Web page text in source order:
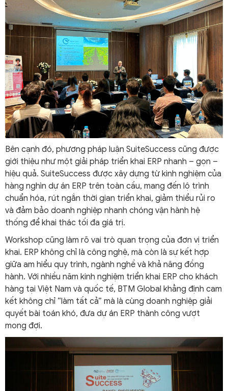
Bên cạnh đó, phương pháp luận SuiteSuccess cũng được
giới thiệu như một giải pháp triển khai ERP nhanh – gọn –
hiệu quả. SuiteSuccess được xây dựng từ kinh nghiệm của
hàng nghìn dự án ERP trên toàn cầu, mang đến lộ trình
chuẩn hóa, rút ngắn thời gian triển khai, giảm thiểu rủi ro
và đảm bảo doanh nghiệp nhanh chóng vận hành hệ
thống để khai thác tối đa giá trị.
Workshop cũng làm rõ vai trò quan trọng của đơn vị triển
khai. ERP không chỉ là công nghệ, mà còn là sự kết hợp
giữa am hiểu quy trình, ngành nghề và khả năng đồng
hành. Với nhiều năm kinh nghiệm triển khai ERP cho khách
hàng tại Việt Nam và quốc tế, BTM Global khẳng định cam
kết không chỉ “làm tất cả” mà là cùng doanh nghiệp giải
quyết bài toán khó, đưa dự án ERP thành công vượt
mong đợi.